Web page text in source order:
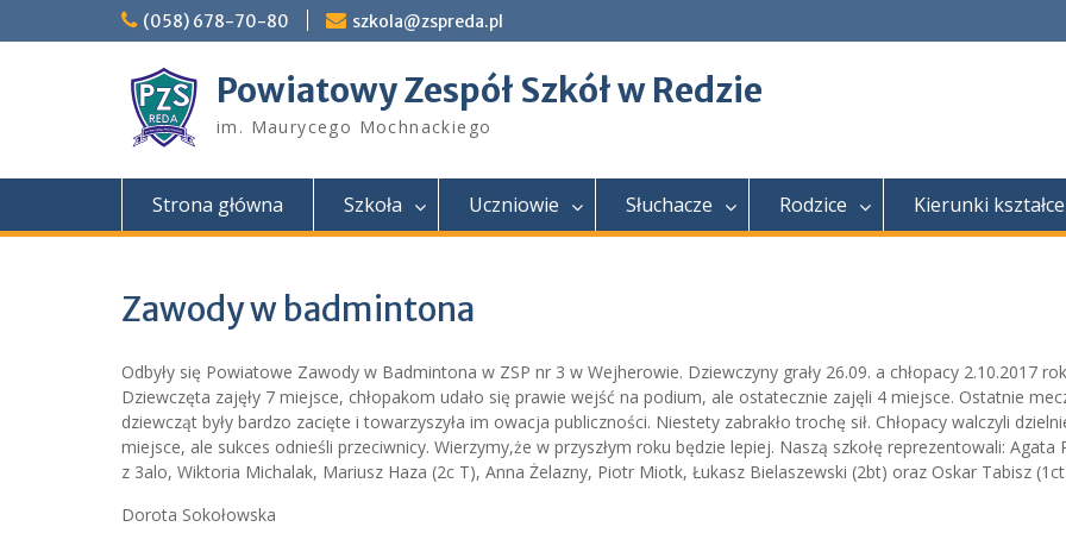
to
(058) 678-70-80 szkola@zspreda.pl
Powiatowy Zespół Szkół w Redzie
im. Maurycego Mochnackiego
Strona główna Szkoła Uczniowie Słuchacze Rodzice Kierunki
Zawody w badmintona
Odbyły się Powiatowe Zawody w Badmintona w ZSP nr 3 w Wejherowie. Dziewczyny grały 26.09. a chłopacy 2.10.2017
Dziewczęta zajęły 7 miejsce, chłopakom udało się prawie wejść na podium, ale ostatecznie zajęli 4 miejsce. Ostatnie
dziewcząt były bardzo zacięte i towarzyszyła im owacja publiczności. Niestety zabrakło trochę sił. Chłopacy walczyli
miejsce, ale sukces odnieśli przeciwnicy. Wierzymy,że w przyszłym roku będzie lepiej. Naszą szkołę reprezentowali: Agata
z 3alo, Wiktoria Michalak, Mariusz Haza (2c T), Anna Żelazny, Piotr Miotk, Łukasz Bielaszewski (2bt) oraz Oskar Tabisz
Dorota Sokołowska